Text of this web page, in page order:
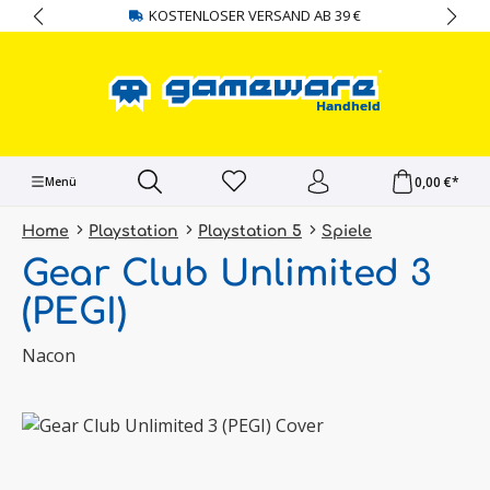
springen KOSTENLOSER VERSAND AB 39 €
Menü 0,00 €*
Home Playstation Playstation 5 Spiele
Gear Club Unlimited 3
(PEGI)
Nacon
Bildergalerie überspringen